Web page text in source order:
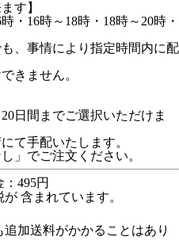
す】
・16時～18時・18時～20時・
、事情により指定時間内に配
きません。
日間までご選択いただけま
て手配いたします。
」でご注文ください。
495円
含まれています。
加送料がかかることはあり